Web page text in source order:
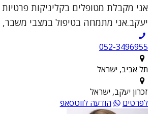
אני מקבלת מטופלים בקליניקות פרטיות
יעקב.אני מתמחה בטיפול במצבי משבר,
052-3496955
תל אביב, ישראל
זכרון יעקב, ישראל
לפרטים
הודעה לווטסאפ